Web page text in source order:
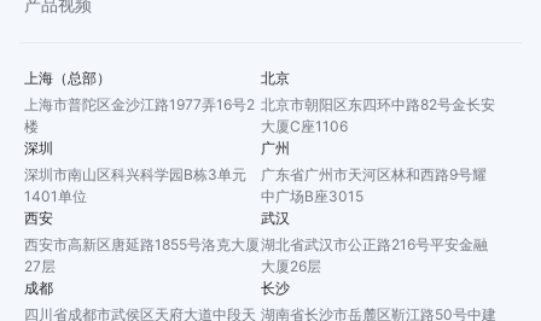
产品视频
上海（总部）
上海市普陀区金沙江路1977弄16号2
楼
北京
北京市朝阳区东四环中路82号金长安
大厦C座1106
深圳
深圳市南山区科兴科学园B栋3单元
1401单位
广州
广东省广州市天河区林和西路9号耀
中广场B座3015
西安
西安市高新区唐延路1855号洛克大厦
27层
武汉
湖北省武汉市公正路216号平安金融
大厦26层
成都
四川省成都市武侯区天府大道中段天
长沙
湖南省长沙市岳麓区靳江路50号中建